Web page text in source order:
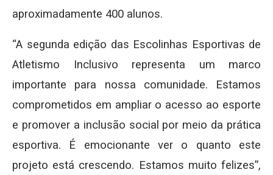
aproximadamente 400 alunos.
“A segunda edição das Escolinhas Esportivas de
Atletismo Inclusivo representa um marco
importante para nossa comunidade. Estamos
comprometidos em ampliar o acesso ao esporte
e promover a inclusão social por meio da prática
esportiva. É emocionante ver o quanto este
projeto está crescendo. Estamos muito felizes”,